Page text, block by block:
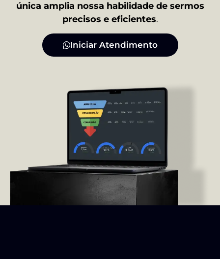
única amplia nossa habilidade de sermos
precisos e eficientes.
Iniciar Atendimento